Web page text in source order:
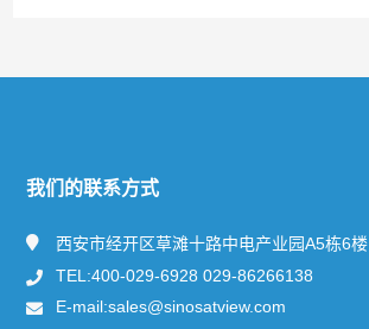
产品及服务
我们的联系方式
西安市经开区草滩十路中电产业园A5栋6楼
TEL:400-029-6928 029-86266138
E-mail:sales@sinosatview.com